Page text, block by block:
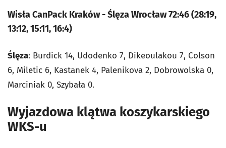
Wisła CanPack Kraków - Ślęza Wrocław 72:46 (28:19,
13:12, 15:11, 16:4)
Ślęza: Burdick 14, Udodenko 7, Dikeoulakou 7, Colson
6, Miletic 6, Kastanek 4, Palenikova 2, Dobrowolska 0,
Marciniak 0, Szybała 0.
Wyjazdowa klątwa koszykarskiego
WKS-u